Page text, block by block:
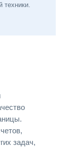
техники.
задач,